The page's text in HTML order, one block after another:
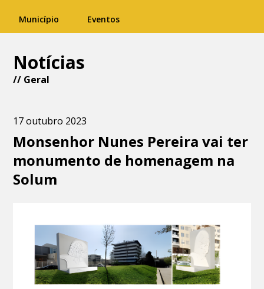
Município Eventos
Notícias
// Geral
17 outubro 2023
Monsenhor Nunes Pereira vai ter
monumento de homenagem na
Solum